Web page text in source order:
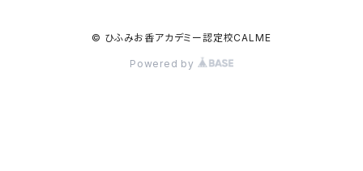
© ひふみお香アカデミー認定校CALME
Powered by